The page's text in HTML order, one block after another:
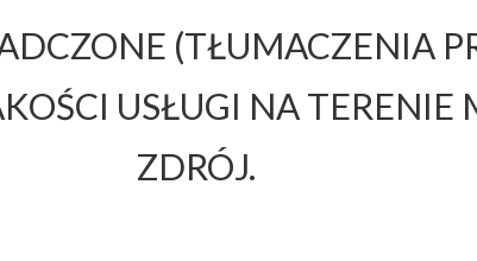
(TŁUMACZENIA
USŁUGI NA
ZDRÓJ.